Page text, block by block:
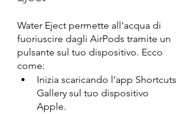
Water Eject permette all'acqua di
fuoriuscire dagli AirPods tramite un
pulsante sul tuo dispositivo. Ecco
come:
Inizia scaricando l'app Shortcuts
Gallery sul tuo dispositivo
Apple.